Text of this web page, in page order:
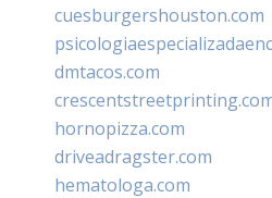
cuesburgershouston.com
dmtacos.com
hornopizza.com
driveadragster.com
hematologa.com